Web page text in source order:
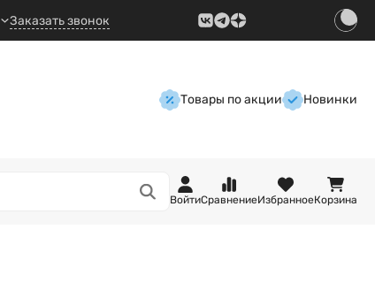
Заказать звонок
Товары по акции Новинки
ВойтиСравнениеИзбранноеКорзина